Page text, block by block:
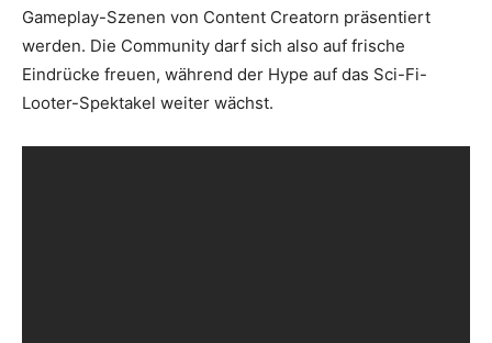
Gameplay-Szenen von Content Creatorn präsentiert
werden. Die Community darf sich also auf frische
Eindrücke freuen, während der Hype auf das Sci-Fi-
Looter-Spektakel weiter wächst.